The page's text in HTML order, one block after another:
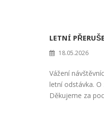
LETNÍ
18.05.2026
Vážení
letní odstávka.
Děkujeme za